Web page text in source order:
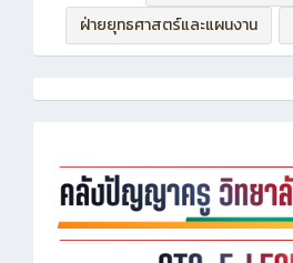
ฝ่ายยุทธศาสตร์และแผนงาน